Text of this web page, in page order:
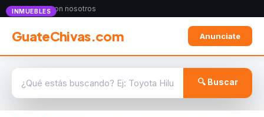
Anunciate con nosotros
GuateChivas.com Anunciate
🔍 Buscar
INMUEBLES